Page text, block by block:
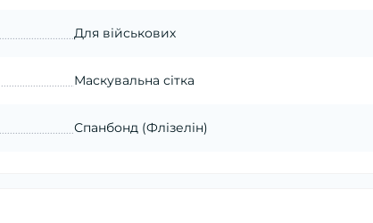
Для військових
Маскувальна сітка
Спанбонд (Флізелін)